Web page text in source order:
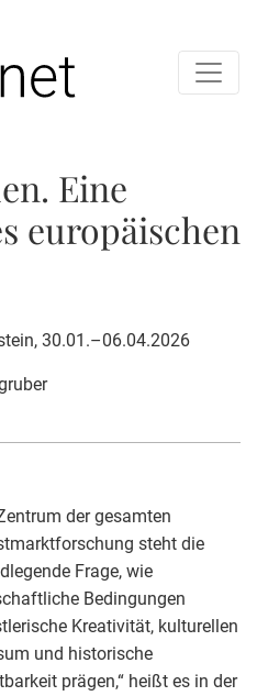
Eine
europäischen
30.01.–06.04.2026
der gesamten
steht die
Frage, wie
Bedingungen
Kreativität, kulturellen
und historische
prägen,“ heißt es in der